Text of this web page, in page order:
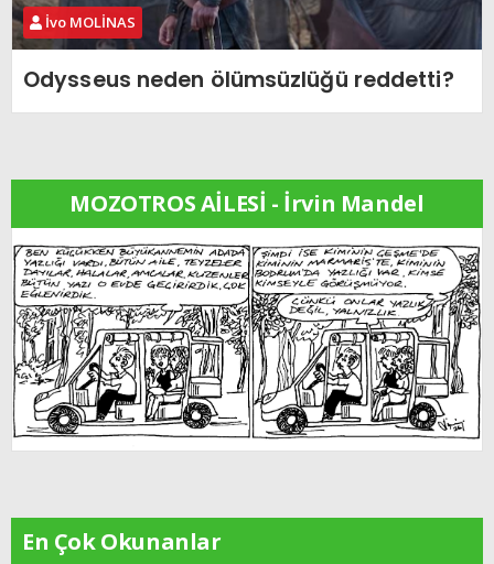
İvo MOLİNAS
Odysseus neden ölümsüzlüğü reddetti?
MOZOTROS AİLESİ - İrvin Mandel
En Çok Okunanlar